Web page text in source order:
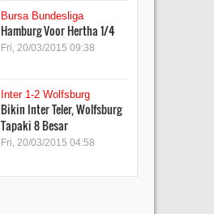
Bursa Bundesliga
Hamburg Voor Hertha 1/4
Fri, 20/03/2015 09:38
Inter 1-2 Wolfsburg
Bikin Inter Teler, Wolfsburg
Tapaki 8 Besar
Fri, 20/03/2015 04:58